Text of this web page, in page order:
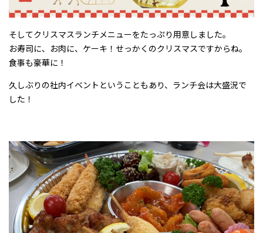
そしてクリスマスランチメニューをたっぷり用意しました。
お寿司に、お肉に、ケーキ！せっかくのクリスマスですからね。
食事も豪華に！
久しぶりの社内イベントということもあり、ランチ会は大盛況で
した！